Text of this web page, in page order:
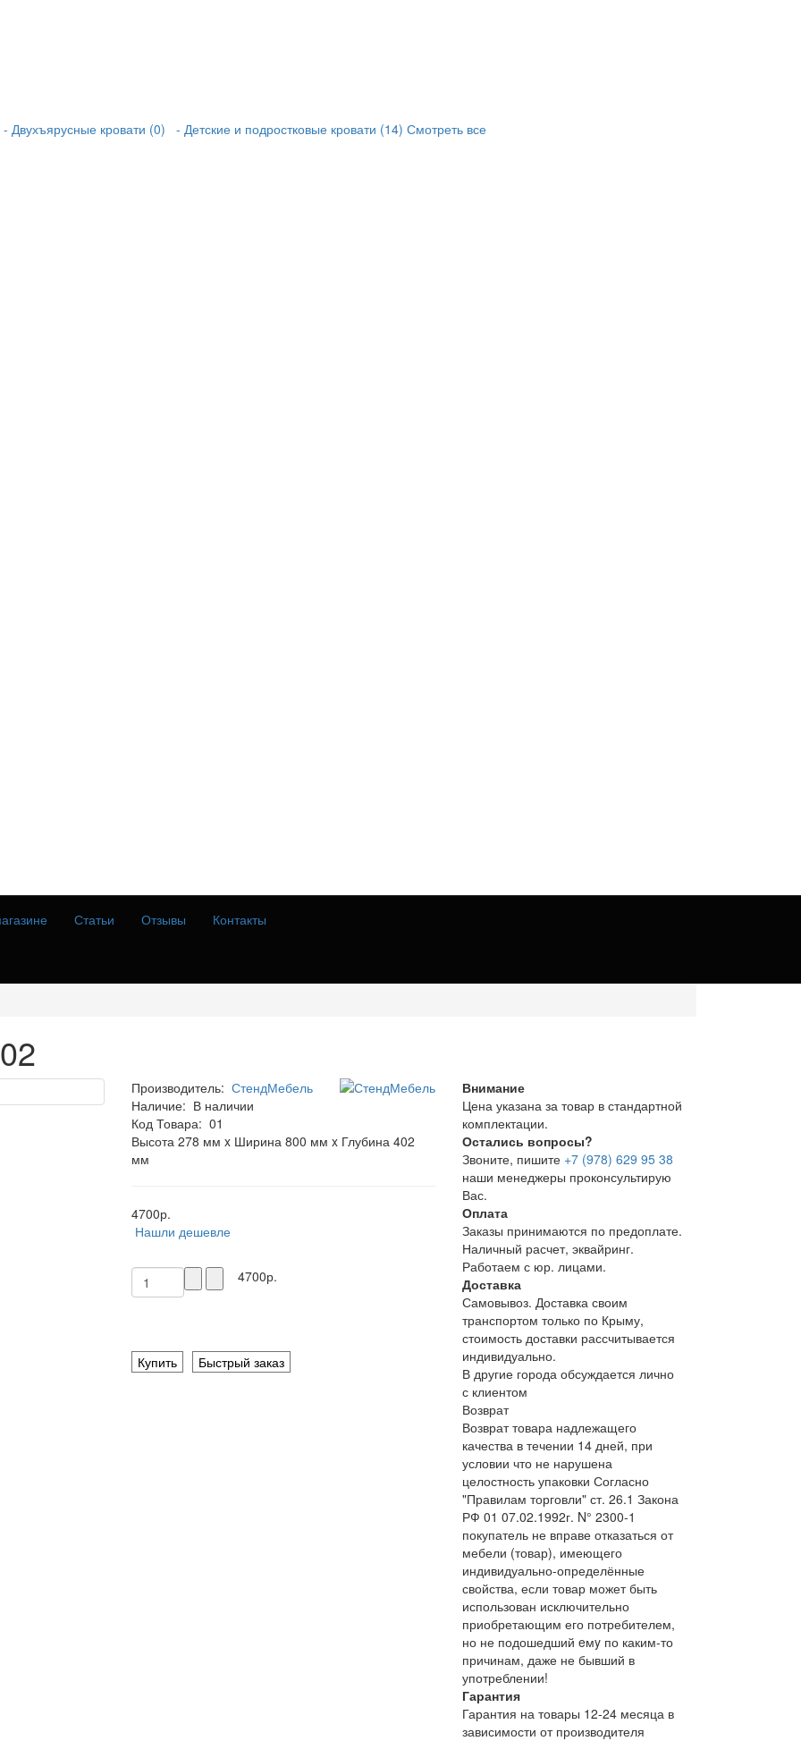
Двухъярусные кровати (0) - Детские и подростковые кровати (14) Смотреть все
Статьи Отзывы Контакты
Производитель: СтендМебель
Наличие: В наличии
Код Товара: 01
Высота 278 мм x Ширина 800 мм x Глубина 402
мм
4700р.
Нашли дешевле
4700р.
Купить Быстрый заказ
Внимание
Цена указана за товар в стандартной
комплектации.
Остались вопросы?
Звоните, пишите +7 (978) 629 95 38
наши менеджеры проконсультирую
Вас.
Оплата
Заказы принимаются по предоплате.
Наличный расчет, эквайринг.
Работаем с юр. лицами.
Доставка
Самовывоз. Доставка своим
транспортом только по Крыму,
стоимость доставки рассчитывается
индивидуально.
В другие города обсуждается лично
с клиентом
Возврат
Возврат товара надлежащего
качества в течении 14 дней, при
условии что не нарушена
целостность упаковки Согласно
"Правилам торговли" ст. 26.1 Закона
РФ 01 07.02.1992г. N° 2300-1
покупатель не вправе отказаться от
мебели (товар), имеющего
индивидуально-определённые
свойства, если товар может быть
использован исключительно
приобретающим его потребителем,
но не подошедший eмy по каким-то
причинам, даже не бывший в
употреблении!
Гарантия
Гарантия на товары 12-24 месяца в
зависимости от производителя